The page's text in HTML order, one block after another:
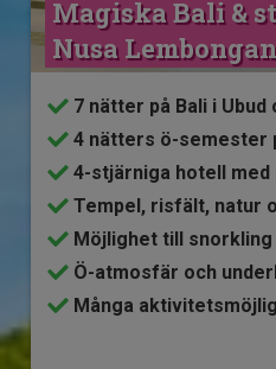
Magiska Bali &
Nusa Lembongan
7 nätter på Bali i Ubud
4 nätters ö-semester
4-stjärniga hotell med
Tempel, risfält, natur
Möjlighet till snorkling
Ö-atmosfär och
Många